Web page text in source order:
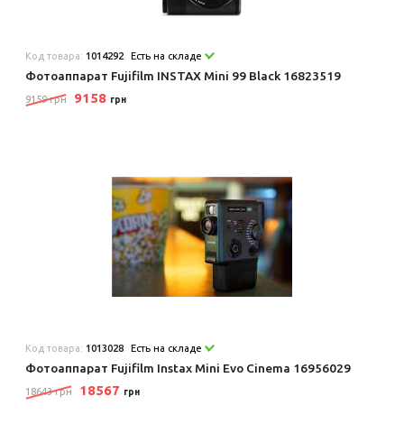
Код товара: 1014292 Есть на складе
Фотоаппарат Fujifilm INSTAX Mini 99 Black 16823519
9159 грн 9158 грн
Код товара: 1013028 Есть на складе
Фотоаппарат Fujifilm Instax Mini Evo Cinema 16956029
18643 грн 18567 грн